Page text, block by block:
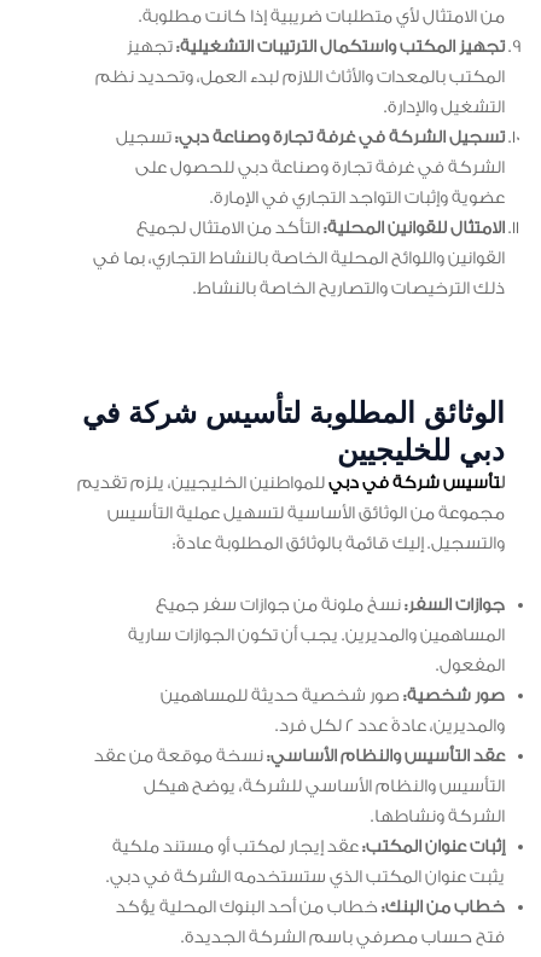
من الامتثال لأي متطلبات ضريبية إذا كانت مطلوبة.
تجهيز المكتب واستكمال الترتيبات التشغيلية:تجهيز
المكتب بالمعدات والأثاث اللازم لبدء العمل، وتحديد نظم
التشغيل والإدارة.
تسجيل الشركة في غرفة تجارة وصناعة دبي:تسجيل
الشركة في غرفة تجارة وصناعة دبي للحصول على
عضوية وإثبات التواجد التجاري في الإمارة.
الامتثال للقوانين المحلية:التأكد من الامتثال لجميع
القوانين واللوائح المحلية الخاصة بالنشاط التجاري، بما في
ذلك الترخيصات والتصاريح الخاصة بالنشاط.
الوثائق المطلوبة لتأسيس شركة في
دبي للخليجيين
لتأسيس شركة في دبيللمواطنين الخليجيين، يلزم تقديم
مجموعة من الوثائق الأساسية لتسهيل عملية التأسيس
والتسجيل. إليك قائمة بالوثائق المطلوبة عادةً:
جوازات السفر:نسخ ملونة من جوازات سفر جميع
المساهمين والمديرين. يجب أن تكون الجوازات سارية
المفعول.
صور شخصية: صور شخصية حديثة للمساهمين
والمديرين، عادةً عدد 2 لكل فرد.
عقد التأسيس والنظام الأساسي:نسخة موقعة من عقد
التأسيس والنظام الأساسي للشركة، يوضح هيكل
الشركة ونشاطها.
إثبات عنوان المكتب:عقد إيجار لمكتب أو مستند ملكية
يثبت عنوان المكتب الذي ستستخدمه الشركة في دبي.
خطاب من البنك:خطاب من أحد البنوك المحلية يؤكد
فتح حساب مصرفي باسم الشركة الجديدة.